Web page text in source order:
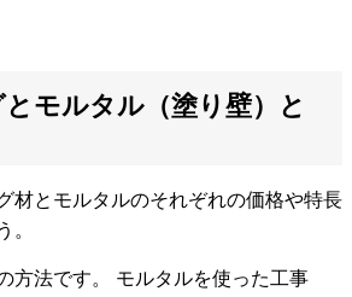
モルタル（塗り壁）と
材とモルタルのそれぞれの価格や特長
方法です。 モルタルを使った工事